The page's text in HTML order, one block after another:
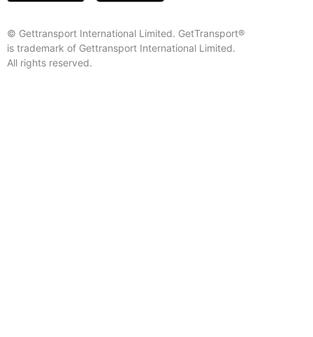
© Gettransport International Limited. GetTransport®
is trademark of Gettransport International Limited.
All rights reserved.